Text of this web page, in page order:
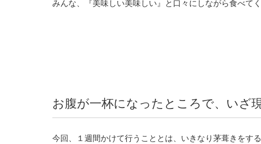
みんな、『美味しい美味しい』と口々にしながら食べて
お腹が一杯になったところで、いざ
今回、１週間かけて行うこととは、いきなり茅葺きをす